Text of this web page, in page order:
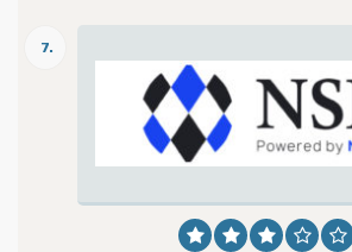
7.